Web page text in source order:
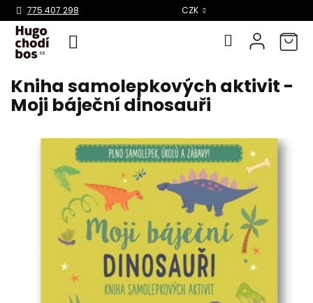
Přejít
obsah
775 407 298 CZK
Kniha samolepkových aktivit -
Moji báječní dinosauři